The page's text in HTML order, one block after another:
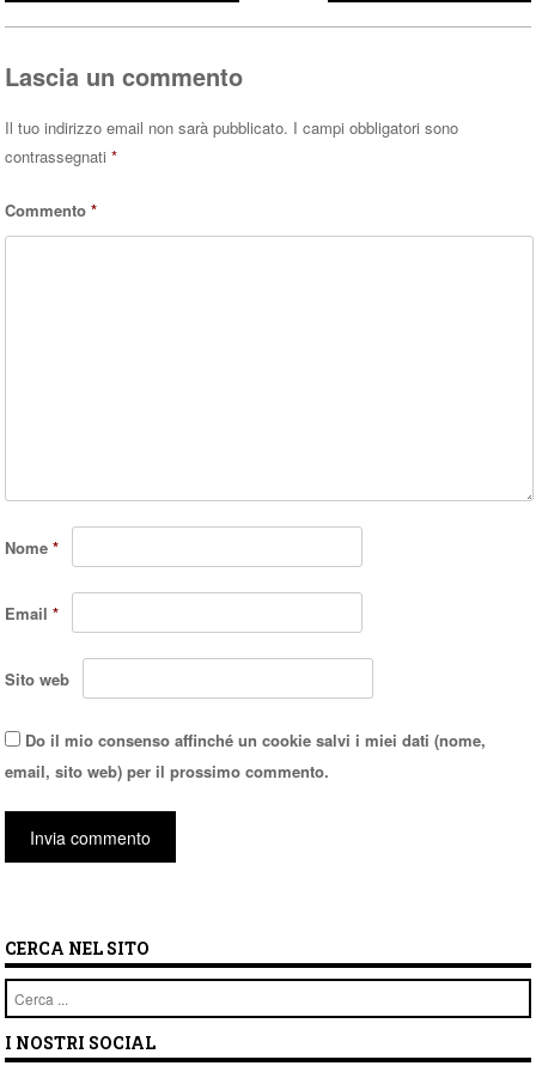
okr A
Lascia un commento
Il tuo indirizzo email non sarà pubblicato. I campi obbligatori sono
contrassegnati*
Commento*
Nome*
Email*
Sito web
Do il mio consenso affinché un cookie salvi i miei dati (nome,
email, sito web) per il prossimo commento.
CERCA NEL SITO
Cerca
I NOSTRI SOCIAL